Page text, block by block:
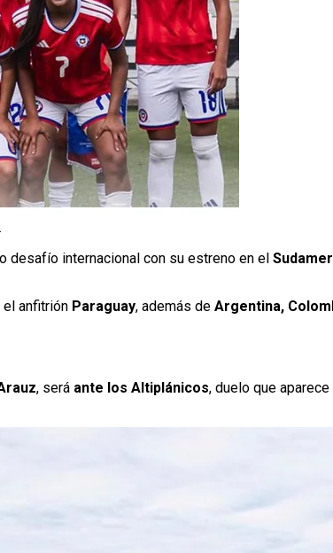
desafío internacional con su estreno en el
el anfitrión Paraguay, además de Argentina,
, será ante los Altiplánicos, duelo que